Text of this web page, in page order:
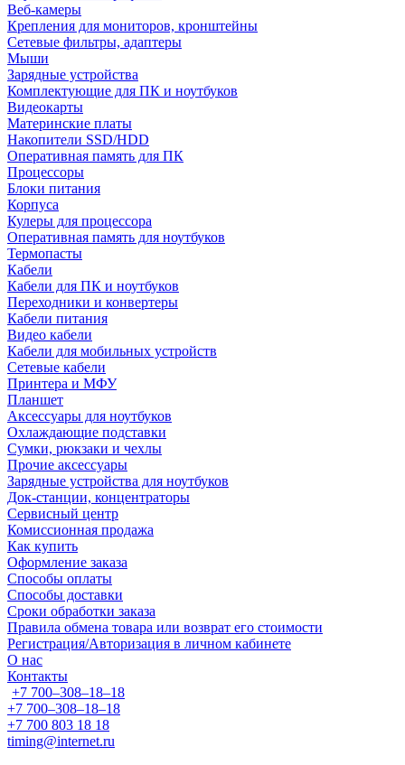
Веб-камеры
Крепления для мониторов, кронштейны
Сетевые фильтры, адаптеры
Мыши
Зарядные устройства
Комплектующие для ПК и ноутбуков
Видеокарты
Материнские платы
Накопители SSD/HDD
Оперативная память для ПК
Процессоры
Блоки питания
Корпуса
Кулеры для процессора
Оперативная память для ноутбуков
Термопасты
Кабели
Кабели для ПК и ноутбуков
Переходники и конвертеры
Кабели питания
Видео кабели
Кабели для мобильных устройств
Сетевые кабели
Принтера и МФУ
Планшет
Аксессуары для ноутбуков
Охлаждающие подставки
Сумки, рюкзаки и чехлы
Прочие аксессуары
Зарядные устройства для ноутбуков
Док-станции, концентраторы
Сервисный центр
Комиссионная продажа
Как купить
Оформление заказа
Способы оплаты
Способы доставки
Сроки обработки заказа
Правила обмена товара или возврат его стоимости
Регистрация/Авторизация в личном кабинете
О нас
Контакты
+7 700‒308‒18‒18
+7 700‒308‒18‒18
+7 700 803 18 18
timing@internet.ru